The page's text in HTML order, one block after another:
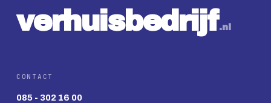
verhuisbed rijf .nl
CONTACT
085 - 302 16 00